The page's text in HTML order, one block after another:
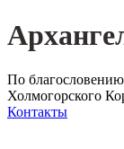
По
Холмогорского
Контакты